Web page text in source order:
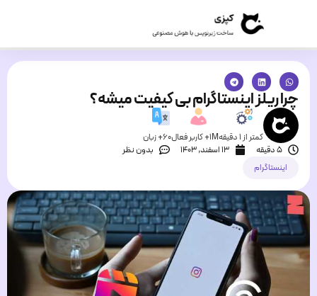
چرا ریلز اینستاگرام بی کیفیت میشه‌؟
کمتر از 1 دقیقه 1M+ کاربر فعال
60+ زبان
5 دقیقه
۱۳ اسفند, ۱۴۰۳
بدون نظر
اینستاگرام